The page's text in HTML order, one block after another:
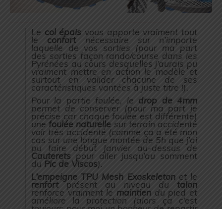
Le col épais vous apporte vraiment tout
le confortnécessaire sur n’importe
laquelle de vos sorties (pour ma part
des sorties façon rando/course dans les
Pyrénées au cours desquelles j’aurais pu
vraiment mettre en action le modèle et
surtout en valider chacune de ses
caractéristiques vantées à juste titre !).
Pour la partie foulée, le drop de 4mm
permet de conserver (pour ma part je
précise car chaque foulée est différente)
une foulée naturelle sur terrain accidenté
voir très accidenté (comme ça a été mon
cas sur une longue montée de 5h que j’ai
pu faire début Janvier au-dessus de
Cauterets pour aller jusqu’au somment
du Pic de Viscos).
L’empeigne TPU Mesh Exoskeletonet le
renfortprésent au niveau du talon
renforce vraiment le maintien du pied et
améliore la protection (alors ça c’est